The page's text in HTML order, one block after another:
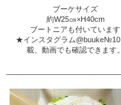
ブーケサイズ
約W25㎝×H40cm
ブートニアも付いています
★インスタグラム@buuke№10
載、動画でも確認できます。